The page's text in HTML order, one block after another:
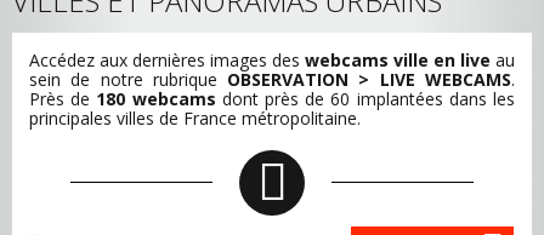
Accédez aux dernières images des webcams ville en live au
sein de notre rubrique OBSERVATION > LIVE WEBCAMS.
Près de 180 webcams dont près de 60 implantées dans les
principales villes de France métropolitaine.